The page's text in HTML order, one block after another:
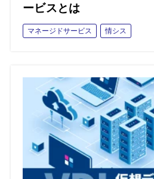
ービスとは
マネージドサービス 情シス